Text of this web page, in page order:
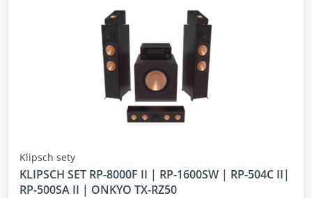
Klipsch sety
KLIPSCH SET RP-8000F II | RP-1600SW | RP-504C II|
RP-500SA II | ONKYO TX-RZ50